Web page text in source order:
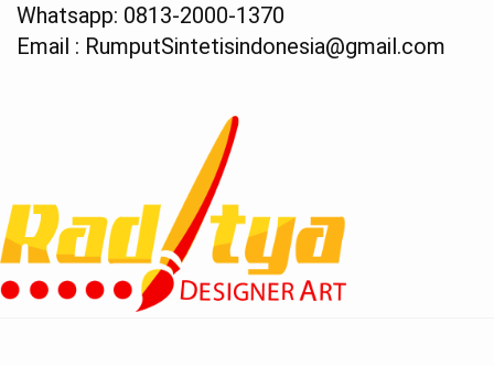
Whatsapp: 0813-2000-1370
Email : RumputSintetisindonesia@gmail.com